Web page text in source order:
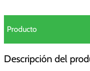
Producto
Descripción del